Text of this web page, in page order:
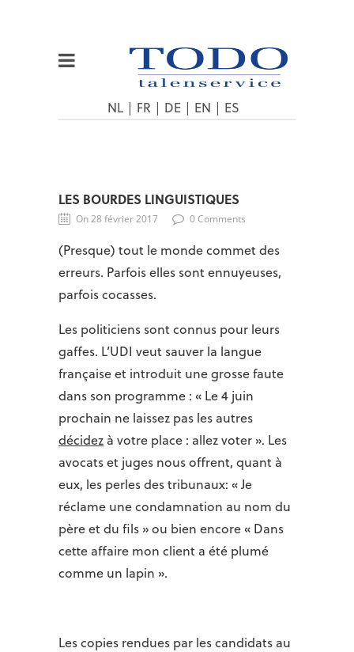
NL| FR| DE| EN | ES
LES BOURDES LINGUISTIQUES
On 28 février 2017 0 Comments
(Presque) tout le monde commet des
erreurs. Parfois elles sont ennuyeuses,
parfois cocasses.
Les politiciens sont connus pour leurs
gaffes. L’UDI veut sauver la langue
française et introduit une grosse faute
dans son programme : « Le 4 juin
prochain ne laissez pas les autres
décidez à votre place : allez voter ». Les
avocats et juges nous offrent, quant à
eux, les perles des tribunaux: « Je
réclame une condamnation au nom du
père et du fils » ou bien encore « Dans
cette affaire mon client a été plumé
comme un lapin ».
Les copies rendues par les candidats au